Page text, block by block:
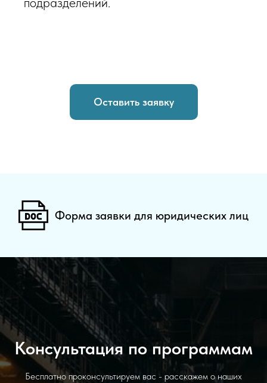
Оставить заявку
Форма заявки для юридических лиц
Консультация по программам
Бесплатно проконсультируем вас - расскажем о наших